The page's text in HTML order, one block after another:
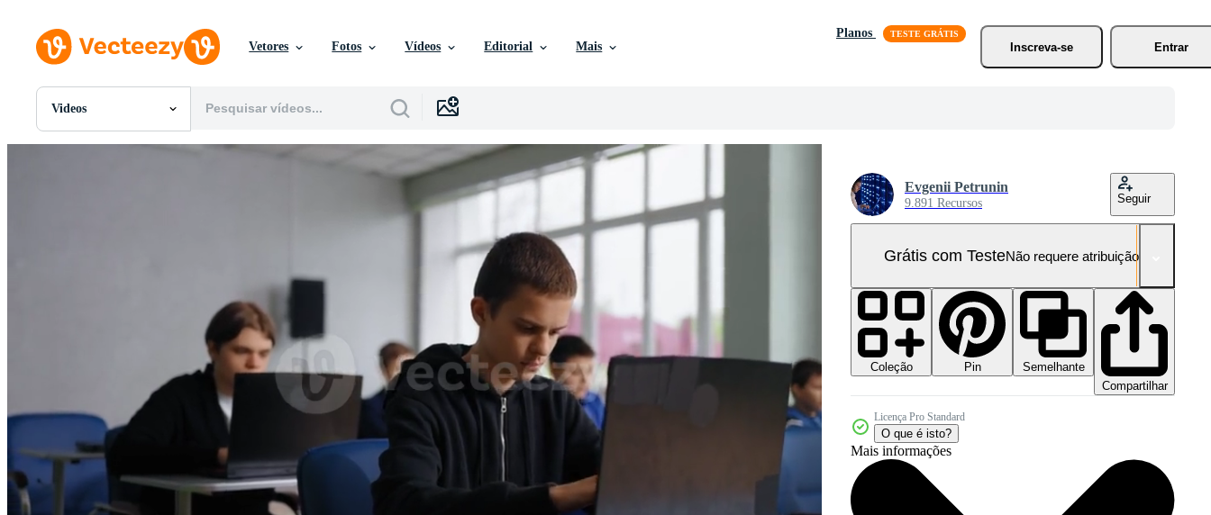
Vetores Fotos Vídeos Editorial Mais
Planos
Inscreva-se
Entrar
Videos
Todas Imagens
Evgenii Petrunin
9.891 Recursos Seguir
Grátis com TesteNão requere atribuição!
Coleção Pin
Semelhante
Compartilhar
Licença Pro Standard
O que é isto?
Mais informações